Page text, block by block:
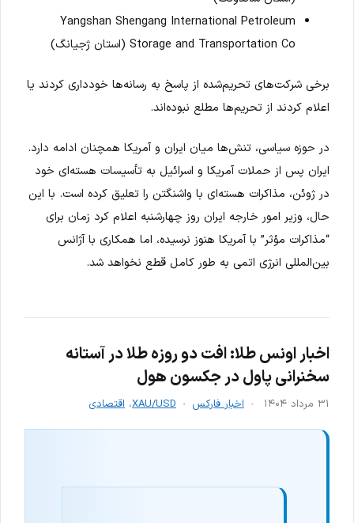
Yangshan Shengang International Petroleum
Storage and Transportation Co (استان ژجیانگ)
برخی شرکت‌های تحریم‌شده از پاسخ به رسانه‌ها خودداری کردند یا
اعلام کردند از تحریم‌ها مطلع نبوده‌اند.
در حوزه سیاسی، تنش‌ها میان ایران و آمریکا همچنان ادامه دارد.
ایران پس از حملات آمریکا و اسرائیل به تأسیسات هسته‌ای خود
در ژوئن، مذاکرات هسته‌ای با واشنگتن را تعلیق کرده است. با این
حال، وزیر امور خارجه ایران روز چهارشنبه اعلام کرد زمان برای
“مذاکرات مؤثر” با آمریکا هنوز نرسیده، اما همکاری با آژانس
بین‌المللی انرژی اتمی به طور کامل قطع نخواهد شد.
اخبار اونس طلا: افت دو روزه طلا در آستانه
سخنرانی پاول در جکسون هول
۳۱ مرداد ۱۴۰۴ اخبار فارکس XAU/USD، اقتصادی